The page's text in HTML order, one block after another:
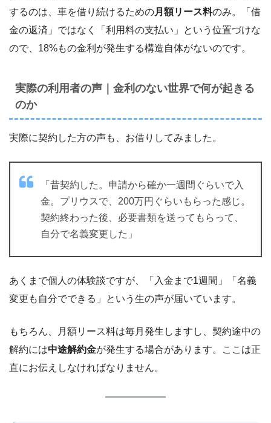
するのは、車を借り続けるための月額リース料のみ。「借
金の返済」ではなく「利用料の支払い」という位置づけな
ので、18%もの金利が発生する構造自体がないのです。
実際の利用者の声｜金利のない世界で何が起きる
のか
実際に契約した方の声も、お借りしてみました。
「昔契約した。申請から確か一週間ぐらいで入
金。プリウスで、200万円ぐらいもらった感じ。
契約終わった後、必要書類を送ってもらって、
自分で名義変更した」
あくまで個人の体験談ですが、「入金まで1週間」「名義
変更も自分でできる」という生の声が届いています。
もちろん、月額リース料は毎月発生しますし、契約途中の
解約には中途解約金が発生する場合があります。ここは正
直にお伝えしなければなりません。